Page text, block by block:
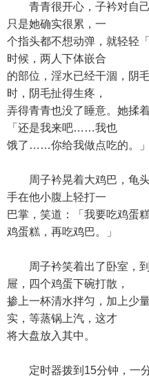
青青很开心，子衿对自己
只是她确实很累，一
个指头都不想动弹，就轻轻
时候，两人下体嵌合
的部位，淫水已经干涸，阴
时，阴毛扯得生疼，
弄得青青也没了睡意。她揉
「还是我来吧……我也
饿了……你给我做点吃的。」
周子衿晃着大鸡巴，龟头
手在他小腹上轻打一
巴掌，笑道：「我要吃鸡
鸡蛋糕，再吃鸡巴。」
周子衿笑着出了卧室，到
屉，四个鸡蛋下碗打散，
掺上一杯清水拌匀，加上少
实，等蒸锅上汽，这才
将大盘放入其中。
定时器拨到15分钟，一分